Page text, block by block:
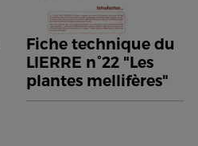
Fiche technique du
LIERRE n°22 "Les
plantes mellifères"